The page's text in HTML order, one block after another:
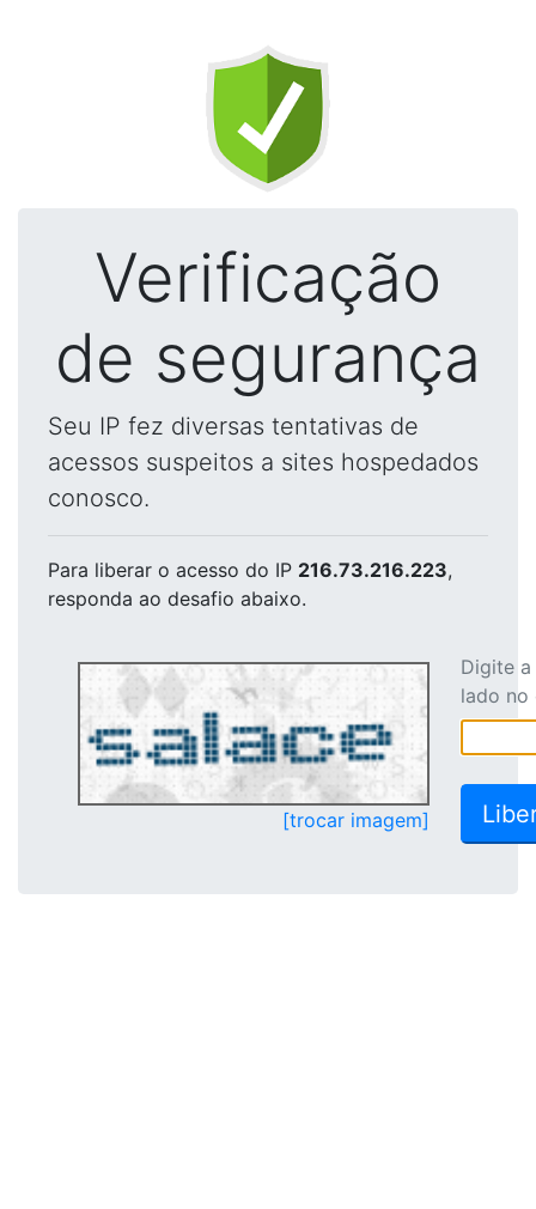
Verificação
de segurança
Seu IP fez diversas tentativas de
acessos suspeitos a sites hospedados
conosco.
Para liberar o acesso do IP 216.73.216.223,
responda ao desafio abaixo.
[trocar imagem]
Digite
lado no